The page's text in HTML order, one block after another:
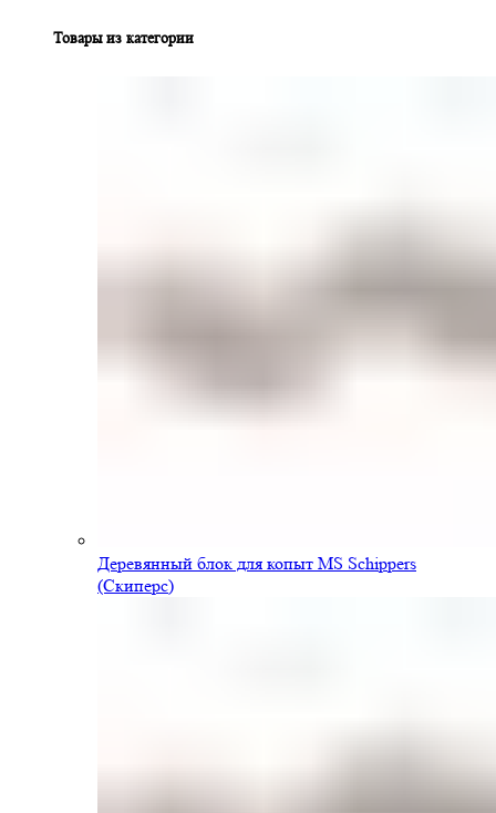
Товары из категории
Деревянный блок для копыт MS Schippers
(Скиперс)